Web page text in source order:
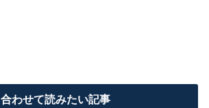
合わせて読みたい記事